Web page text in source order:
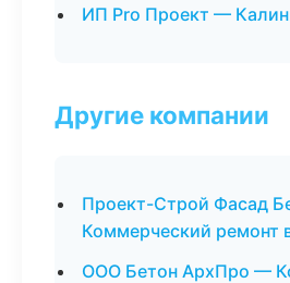
ИП Pro Проект —
Другие компании
Проект-Строй Фасад
Коммерческий ремонт
ООО Бетон АрхПро —